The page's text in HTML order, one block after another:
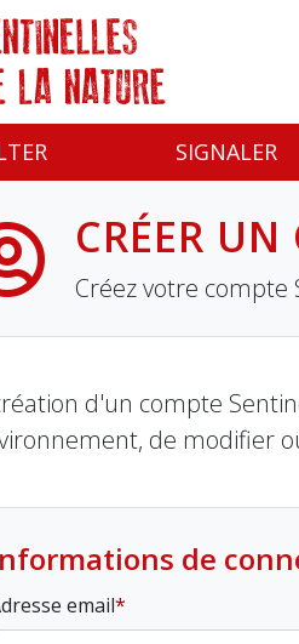
SIGNALER
CRÉER
Créez votre
d'un compte
de modifier
de
email
des cookies